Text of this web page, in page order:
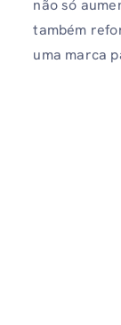
não só
também
uma marca